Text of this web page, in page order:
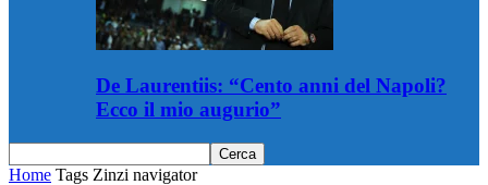
De Laurentiis: “Cento anni del Napoli?
Ecco il mio augurio”
Home Tags Zinzi navigator